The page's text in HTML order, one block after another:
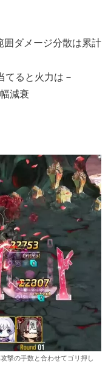
ダメージ分散は累計
てると火力は－
減衰
撃の手数と合わせてゴリ押し